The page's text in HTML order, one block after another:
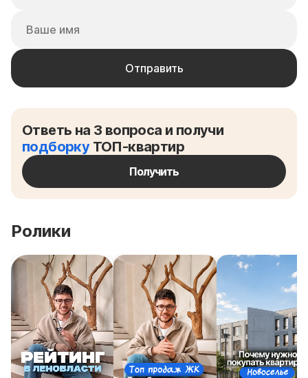
Ответь на 3 вопроса и получи
подборкуТОП-квартир
Получить
Ролики